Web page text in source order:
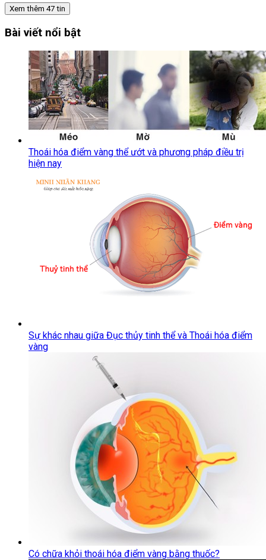
Xem thêm 47 tin
Bài viết nổi bật
Thoái hóa điểm vàng thể ướt và phương pháp điều trị
hiện nay
Sự khác nhau giữa Đục thủy tinh thể và Thoái hóa điểm
vàng
Có chữa khỏi thoái hóa điểm vàng bằng thuốc?